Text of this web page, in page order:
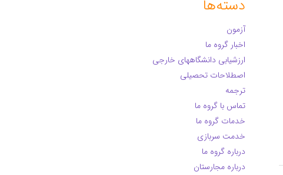
دسته‌ها
آزمون
اخبار گروه ما
ارزشیابی دانشگاههای خارجی
اصطلاحات تحصیلی
ترجمه
تماس با گروه ما
خدمات گروه ما
خدمت سربازی
درباره گروه ما
درباره مجارستان